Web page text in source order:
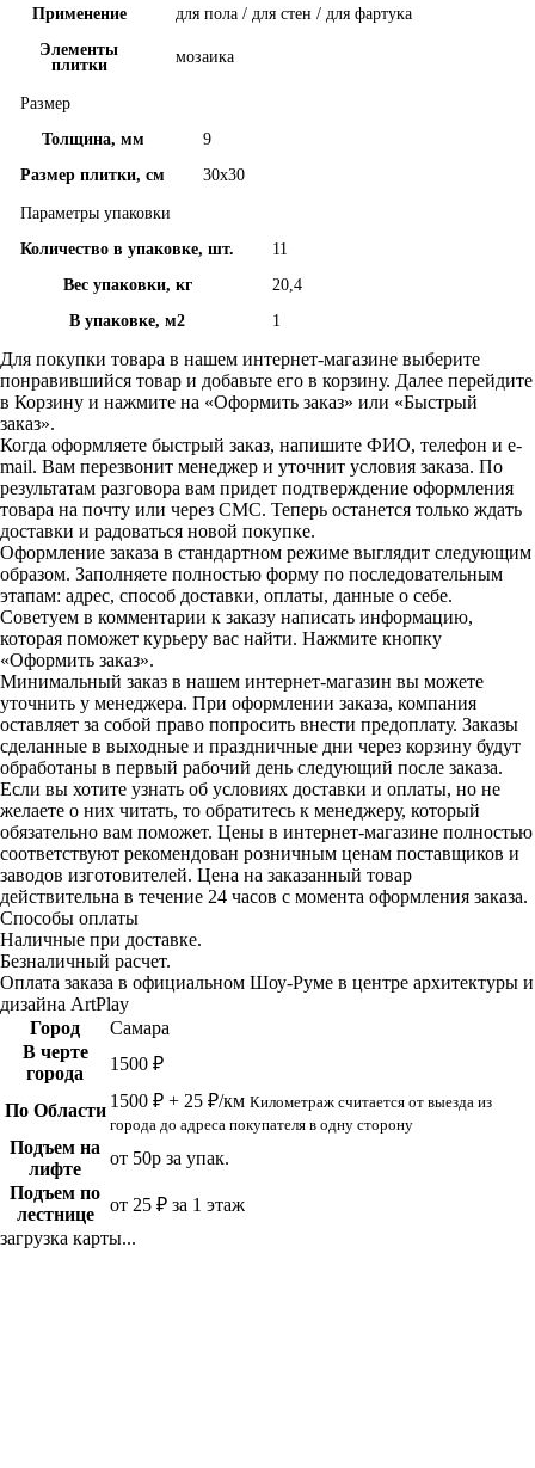
Применение
для пола / для стен / для фартука
Элементы
плитки
мозаика
Размер
Толщина, мм
9
Размер плитки, см
30x30
Параметры упаковки
Количество в упаковке, шт.
11
Вес упаковки, кг
20,4
В упаковке, м2
1
Для покупки товара в нашем интернет-магазине выберите
понравившийся товар и добавьте его в корзину. Далее перейдите
в Корзину и нажмите на «Оформить заказ» или «Быстрый
заказ».
Когда оформляете быстрый заказ, напишите ФИО, телефон и e-
mail. Вам перезвонит менеджер и уточнит условия заказа. По
результатам разговора вам придет подтверждение оформления
товара на почту или через СМС. Теперь останется только ждать
доставки и радоваться новой покупке.
Оформление заказа в стандартном режиме выглядит следующим
образом. Заполняете полностью форму по последовательным
этапам: адрес, способ доставки, оплаты, данные о себе.
Советуем в комментарии к заказу написать информацию,
которая поможет курьеру вас найти. Нажмите кнопку
«Оформить заказ».
Минимальный заказ в нашем интернет-магазин вы можете
уточнить у менеджера. При оформлении заказа, компания
оставляет за собой право попросить внести предоплату. Заказы
сделанные в выходные и праздничные дни через корзину будут
обработаны в первый рабочий день следующий после заказа.
Если вы хотите узнать об условиях доставки и оплаты, но не
желаете о них читать, то обратитесь к менеджеру, который
обязательно вам поможет. Цены в интернет-магазине полностью
соответствуют рекомендован розничным ценам поставщиков и
заводов изготовителей. Цена на заказанный товар
действительна в течение 24 часов с момента оформления заказа.
Способы оплаты
Наличные при доставке.
Безналичный расчет.
Оплата заказа в официальном Шоу-Руме в центре архитектуры и
дизайна ArtPlay
Город
Самара
В черте
города
1500 ₽
По Области 1500 ₽ + 25 ₽/км Километраж считается от выезда из
города до адреса покупателя в одну сторону
Подъем на
лифте
от 50р за упак.
Подъем по
лестнице
от 25 ₽ за 1 этаж
загрузка карты...